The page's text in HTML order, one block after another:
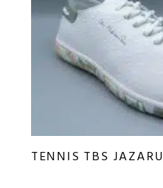
TENNIS TBS JAZARU